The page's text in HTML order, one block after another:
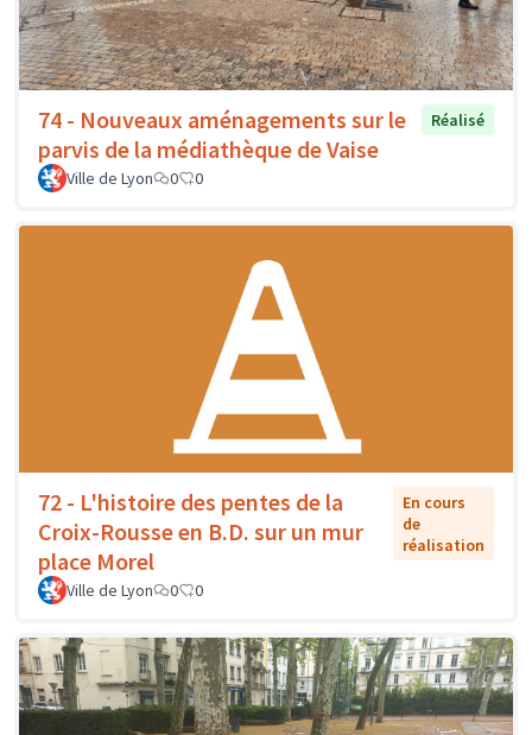
74 - Nouveaux aménagements sur le
parvis de la médiathèque de Vaise
Réalisé
Ville de Lyon 0 0
72 - L'histoire des pentes de la
Croix-Rousse en B.D. sur un mur
place Morel
En cours
de
réalisation
Ville de Lyon 0 0